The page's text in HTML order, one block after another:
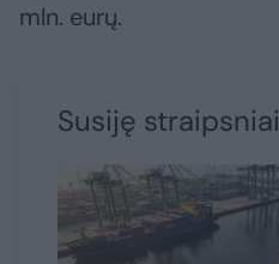
mln. eurų.
Susiję straipsniai